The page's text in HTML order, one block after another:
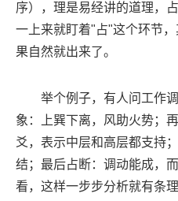
序），理是易经讲的道理，
一上来就盯着"占"这个环节
果自然就出来了。
举个例子，有人问工作
象：上巽下离，风助火势；
爻，表示中层和高层都支持
结；最后占断：调动能成，
看，这样一步步分析就有条理